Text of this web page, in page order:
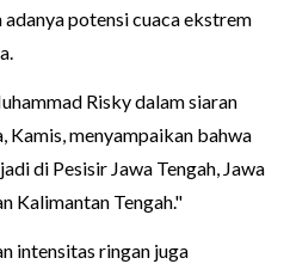
potensi cuaca ekstrem
Risky dalam siaran
menyampaikan bahwa
di Pesisir Jawa Tengah, Jawa
Kalimantan Tengah."
intensitas ringan juga